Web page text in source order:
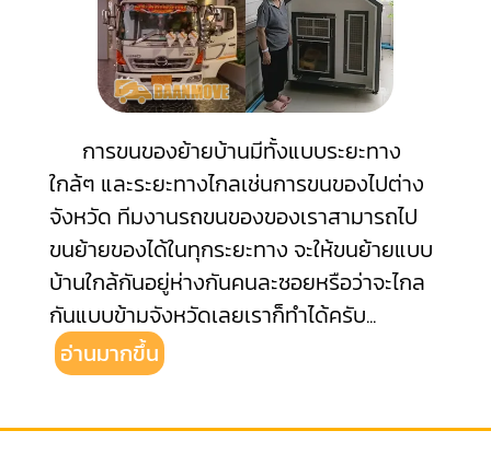
การขนของย้ายบ้านมีทั้งแบบระยะทาง
ใกล้ๆ และระยะทางไกลเช่นการขนของไปต่าง
จังหวัด ทีมงานรถขนของของเราสามารถไป
ขนย้ายของได้ในทุกระยะทาง จะให้ขนย้ายแบบ
บ้านใกล้กันอยู่ห่างกันคนละซอยหรือว่าจะไกล
กันแบบข้ามจังหวัดเลยเราก็ทำได้ครับ...
อ่านมากขึ้น